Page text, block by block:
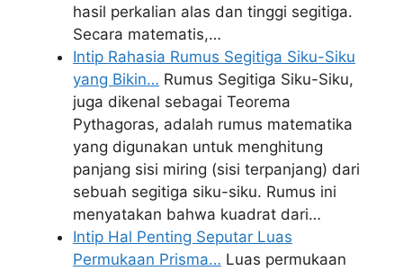
hasil perkalian alas dan tinggi segitiga.
Secara matematis,…
Intip Rahasia Rumus Segitiga Siku-Siku
yang Bikin… Rumus Segitiga Siku-Siku,
juga dikenal sebagai Teorema
Pythagoras, adalah rumus matematika
yang digunakan untuk menghitung
panjang sisi miring (sisi terpanjang) dari
sebuah segitiga siku-siku. Rumus ini
menyatakan bahwa kuadrat dari…
Intip Hal Penting Seputar Luas
Permukaan Prisma… Luas permukaan